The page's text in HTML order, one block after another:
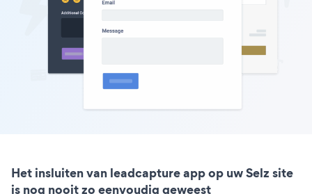
Het insluiten van leadcapture app op uw Selz site
is nog nooit zo eenvoudig geweest